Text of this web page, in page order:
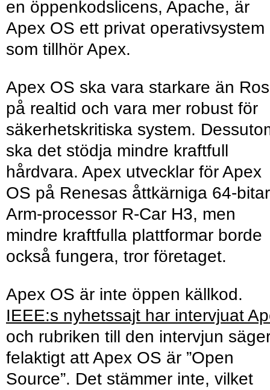
en öppenkodslicens, Apache, är
Apex OS ett privat operativsystem
som tillhör Apex.
Apex OS ska vara starkare än
på realtid och vara mer robust för
säkerhetskritiska system.
ska det stödja mindre kraftfull
hårdvara. Apex utvecklar för Apex
OS på Renesas åttkärniga 64-
Arm-processor R-Car H3, men
mindre kraftfulla plattformar borde
också fungera, tror företaget.
Apex OS är inte öppen källkod.
IEEE:s nyhetssajt har intervjuat
och rubriken till den intervjun
felaktigt att Apex OS är ”Open
Source”. Det stämmer inte, vilket